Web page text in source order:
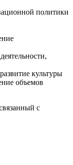
политики
культуры
объемов
с